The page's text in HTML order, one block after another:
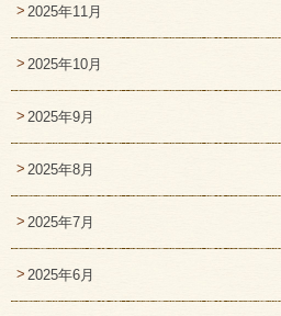
2025年11月
2025年10月
2025年9月
2025年8月
2025年7月
2025年6月